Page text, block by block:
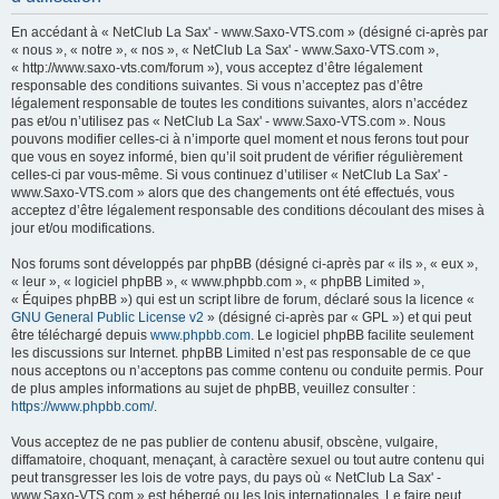
h
En accédant à « NetClub La Sax' - www.Saxo-VTS.com » (désigné ci-après par
« nous », « notre », « nos », « NetClub La Sax' - www.Saxo-VTS.com »,
« http://www.saxo-vts.com/forum »), vous acceptez d’être légalement
responsable des conditions suivantes. Si vous n’acceptez pas d’être
légalement responsable de toutes les conditions suivantes, alors n’accédez
pas et/ou n’utilisez pas « NetClub La Sax' - www.Saxo-VTS.com ». Nous
pouvons modifier celles-ci à n’importe quel moment et nous ferons tout pour
que vous en soyez informé, bien qu’il soit prudent de vérifier régulièrement
celles-ci par vous-même. Si vous continuez d’utiliser « NetClub La Sax' -
www.Saxo-VTS.com » alors que des changements ont été effectués, vous
acceptez d’être légalement responsable des conditions découlant des mises à
jour et/ou modifications.
Nos forums sont développés par phpBB (désigné ci-après par « ils », « eux »,
« leur », « logiciel phpBB », « www.phpbb.com », « phpBB Limited »,
« Équipes phpBB ») qui est un script libre de forum, déclaré sous la licence «
GNU General Public License v2 » (désigné ci-après par « GPL ») et qui peut
être téléchargé depuis www.phpbb.com. Le logiciel phpBB facilite seulement
les discussions sur Internet. phpBB Limited n’est pas responsable de ce que
nous acceptons ou n’acceptons pas comme contenu ou conduite permis. Pour
de plus amples informations au sujet de phpBB, veuillez consulter :
https://www.phpbb.com/.
Vous acceptez de ne pas publier de contenu abusif, obscène, vulgaire,
diffamatoire, choquant, menaçant, à caractère sexuel ou tout autre contenu qui
peut transgresser les lois de votre pays, du pays où « NetClub La Sax' -
www.Saxo-VTS.com » est hébergé ou les lois internationales. Le faire peut